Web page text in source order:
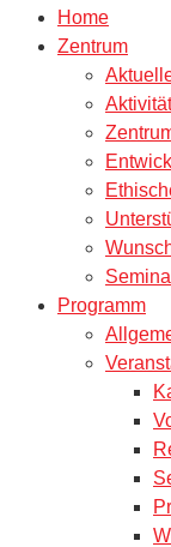
Home
Zentrum
Programm